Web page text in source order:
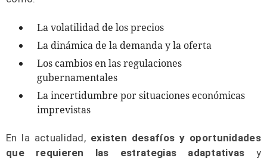
La volatilidad de los precios
La dinámica de la demanda y la oferta
Los cambios en las regulaciones
gubernamentales
La incertidumbre por situaciones económicas
imprevistas
En la actualidad, existen desafíos y oportunidades
que requieren las estrategias adaptativas y